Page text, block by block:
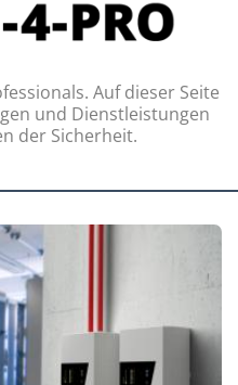
Auf dieser Seite
und Dienstleistungen
der Sicherheit.